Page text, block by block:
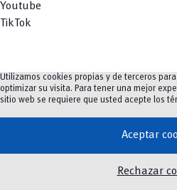
Youtube
TikTok
©2023-2026UCuenca.
Utilizamos cookies propias y de terceros
optimizar su visita. Para tener una mejor
sitio web se requiere que usted acepte los
Aceptar
Rechazar